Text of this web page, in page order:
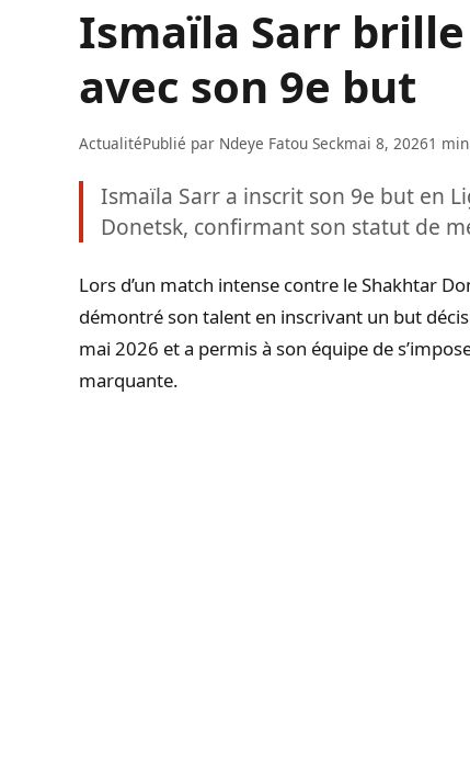
Ismaïla Sarr
avec son 9e but
ActualitéPublié par Ndeye Fatou Seckmai 8, 20261
Ismaïla Sarr a inscrit son 9e but en
Donetsk, confirmant son statut de
Lors d’un match intense contre le Shakhtar
démontré son talent en inscrivant un but
mai 2026 et a permis à son équipe de
marquante.